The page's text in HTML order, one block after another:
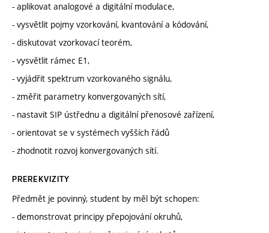
- aplikovat analogové a digitální modulace,
- vysvětlit pojmy vzorkování, kvantování a kódování,
- diskutovat vzorkovací teorém,
- vysvětlit rámec E1,
- vyjádřit spektrum vzorkovaného signálu,
- změřit parametry konvergovaných sítí,
- nastavit SIP ústřednu a digitální přenosové zařízení,
- orientovat se v systémech vyšších řádů
- zhodnotit rozvoj konvergovaných sítí.
PREREKVIZITY
Předmět je povinný, student by měl být schopen:
- demonstrovat principy přepojování okruhů,